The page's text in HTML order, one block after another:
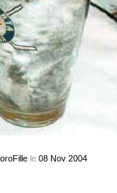
le 08 Nov 2004